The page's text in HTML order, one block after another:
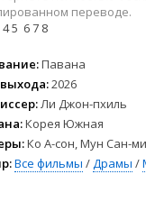
переводе.
45 67 8
Павана
2026
Ли Джон-пхиль
Корея Южная
Ко А-сон, Мун Сан-
Все фильмы /Драмы /